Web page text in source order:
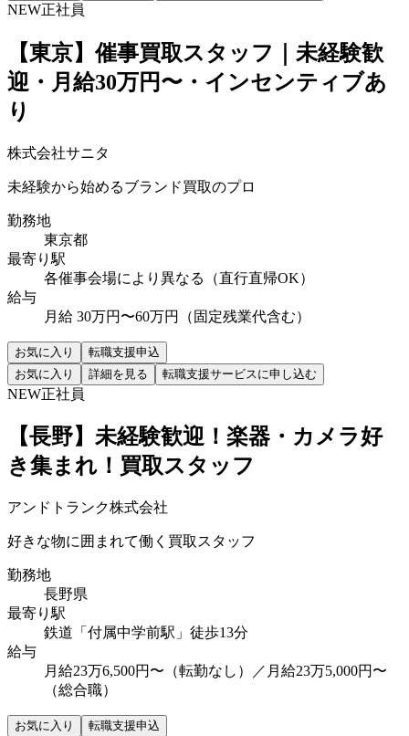
NEW正社員
【東京】催事買取スタッフ｜未経験歓
迎・月給30万円〜・インセンティブあ
り
株式会社サニタ
未経験から始めるブランド買取のプロ
勤務地
東京都
最寄り駅
各催事会場により異なる（直行直帰OK）
給与
月給 30万円〜60万円（固定残業代含む）
お気に入り
転職支援申込
お気に入り
詳細を見る 転職支援サービスに申し込む
NEW正社員
【長野】未経験歓迎！楽器・カメラ好
き集まれ！買取スタッフ
アンドトランク株式会社
好きな物に囲まれて働く買取スタッフ
勤務地
長野県
最寄り駅
鉄道「付属中学前駅」徒歩13分
給与
月給23万6,500円〜（転勤なし）／月給23万5,000円〜
（総合職）
お気に入り
転職支援申込